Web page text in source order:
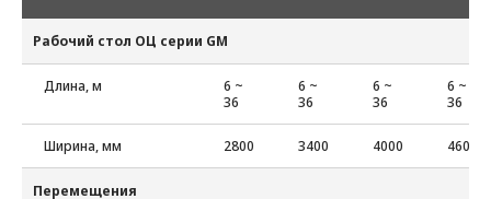
Рабочий стол ОЦ серии GM
Длина, м
6 ~
36
6 ~
36
6 ~
36
6 ~
36
Ширина, мм 2800 3400 4000 4600
Перемещения